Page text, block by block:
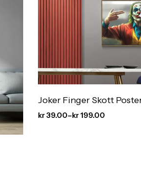
Joker Finger Skott
kr39.00–kr199.00